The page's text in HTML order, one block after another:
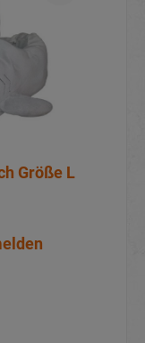
Größe L